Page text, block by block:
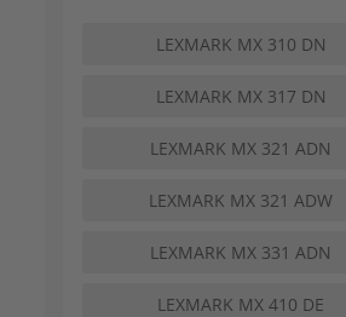
LEXMARK MX 310 DN
LEXMARK MX 317 DN
LEXMARK MX 321 ADN
LEXMARK MX 321 ADW
LEXMARK MX 331 ADN
LEXMARK MX 410 DE